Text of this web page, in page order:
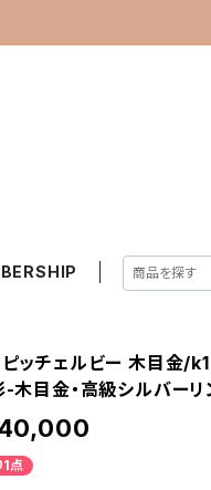
ピッチェルビー 木目金/
-木目金・高級シルバーリ
1点